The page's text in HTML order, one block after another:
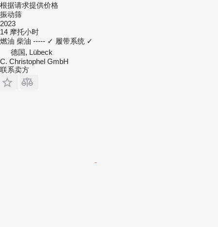
根据请求提供价格
振动筛
2023
14 摩托小时
燃油 柴油 ----- ✓ 履带系统 ✓
德国, Lübeck
C. Christophel GmbH
联系卖方